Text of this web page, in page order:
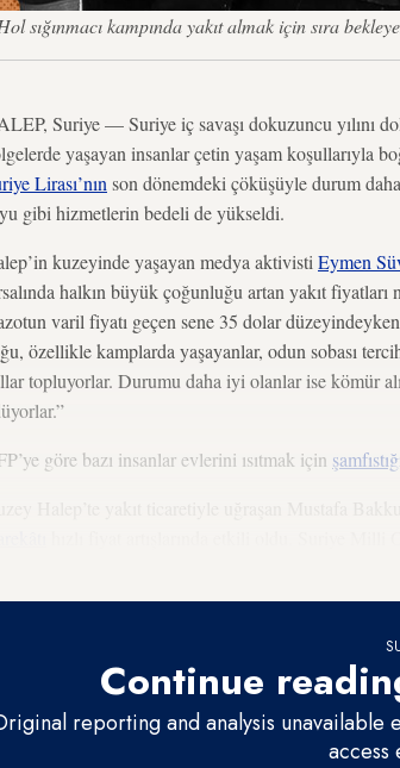
sığınmacı kampında yakıt almak için sıra
Suriye — Suriye iç savaşı dokuzuncu yılını
yaşayan insanlar çetin yaşam koşullarıyla
Lirası’nın son dönemdeki çöküşüyle durum
gibi hizmetlerin bedeli de yükseldi.
kuzeyinde yaşayan medya aktivisti Eymen
halkın büyük çoğunluğu artan yakıt fiyatları
varil fiyatı geçen sene 35 dolar
özellikle kamplarda yaşayanlar, odun sobası
topluyorlar. Durumu daha iyi olanlar ise kömür
göre bazı insanlar evlerini ısıtmak için
Continue
reporting and analysis unavailable
access